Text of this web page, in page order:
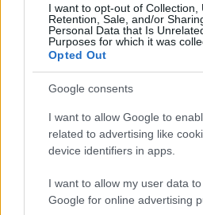
I want to opt-out of Collection,
Retention, Sale, and/or
Personal Data that Is
Purposes for which it was
Opted Out
Google consents
I want to allow Google to
related to advertising like
device identifiers in apps.
I want to allow my user data
Google for online advertising
A spanyol változat